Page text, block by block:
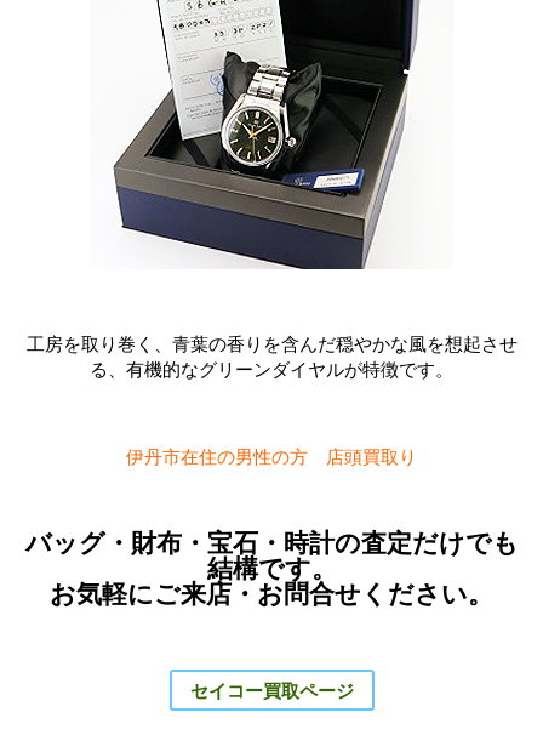
工房を取り巻く、青葉の香りを含んだ穏やかな風を想起させ
る、有機的なグリーンダイヤルが特徴です。
伊丹市在住の男性の方 店頭買取り
バッグ・財布・宝石・時計の査定だけでも
結構です。
お気軽にご来店・お問合せください。
セイコー買取ページ